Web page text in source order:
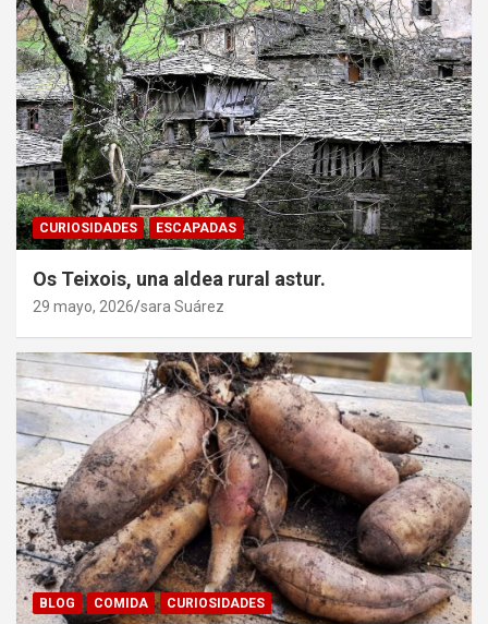
CURIOSIDADES ESCAPADAS
Os Teixois, una aldea rural astur.
29 mayo, 2026 sara Suárez
BLOG COMIDA CURIOSIDADES